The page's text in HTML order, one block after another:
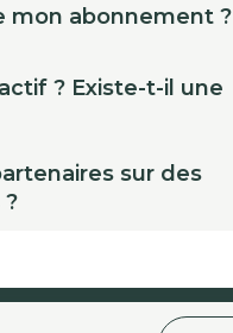
mon abonnement ?
? Existe-t-il une
sur des